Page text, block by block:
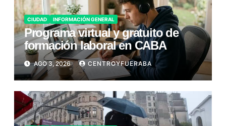
CIUDAD INFORMACIÓN GENERAL
Programa virtual y gratuito de
formación laboral en CABA
AGO 3, 2026 CENTROYFUERABA